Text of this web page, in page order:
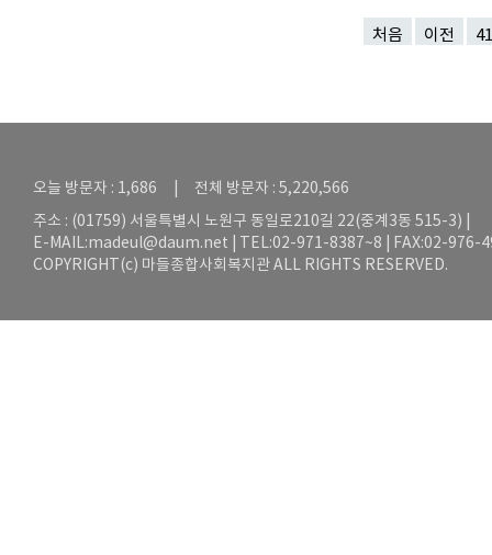
처음 이전 41
오늘 방문자 : 1,686 | 전체 방문자 : 5,220,566
주소 : (01759) 서울특별시 노원구 동일로210길 22(중계3동 515-3) |
E-MAIL:madeul@daum.net | TEL:02-971-8387~8 | FAX:02-976-
COPYRIGHT(c) 마들종합사회복지관 ALL RIGHTS RESERVED.